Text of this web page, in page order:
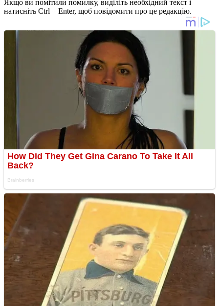
Якщо ви помітили помилку, виділіть необхідний текст і
натисніть Ctrl + Enter, щоб повідомити про це редакцію.